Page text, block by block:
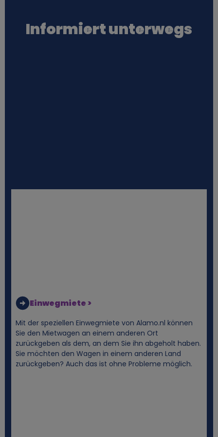
Informiert unterwegs
Einwegmiete >
Mit der speziellen Einwegmiete von Alamo.nl können
Sie den Mietwagen an einem anderen Ort
zurückgeben als dem, an dem Sie ihn abgeholt haben.
Sie möchten den Wagen in einem anderen Land
zurückgeben? Auch das ist ohne Probleme möglich.